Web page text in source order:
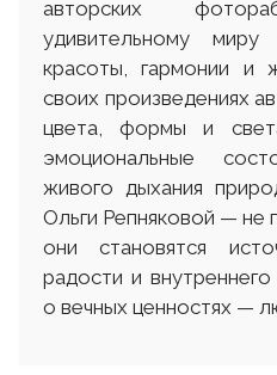
авторских
удивительному
красоты, гармонии и
своих произведениях
цвета, формы и
эмоциональные
живого дыхания
Ольги Репняковой — не
они становятся
радости и
о вечных ценностях —